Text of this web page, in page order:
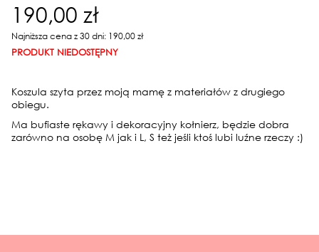
190,00 zł
Najniższa cena z 30 dni: 190,00 zł
PRODUKT NIEDOSTĘPNY
Koszula szyta przez moją mamę z materiałów z drugiego
obiegu.
Ma bufiaste rękawy i dekoracyjny kołnierz, będzie dobra
zarówno na osobę M jak i L, S też jeśli ktoś lubi luźne rzeczy :)